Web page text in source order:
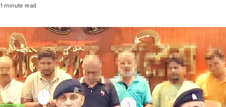
1 minute read